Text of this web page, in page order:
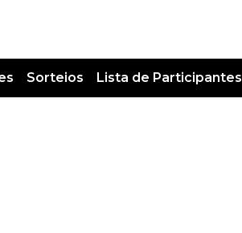
Sorteios Lista de Participantes